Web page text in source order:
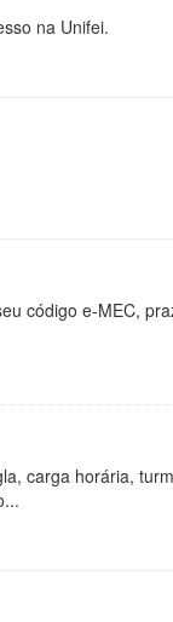
na Unifei.
código e-MEC,
carga horária,